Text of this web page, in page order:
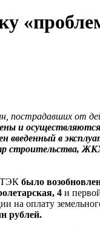
пострадавших от
и
введенный в
строительства,
ТЭК было
4 и
на оплату
рублей.